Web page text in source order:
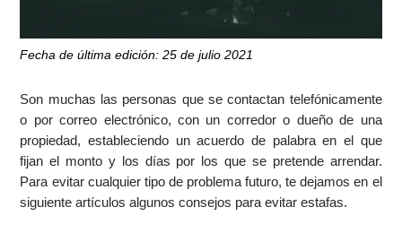
Fecha de última edición: 25 de julio 2021
Son muchas las personas que se contactan telefónicamente
o por correo electrónico, con un corredor o dueño de una
propiedad, estableciendo un acuerdo de palabra en el que
fijan el monto y los días por los que se pretende arrendar.
Para evitar cualquier tipo de problema futuro, te dejamos en el
siguiente artículos algunos consejos para evitar estafas.